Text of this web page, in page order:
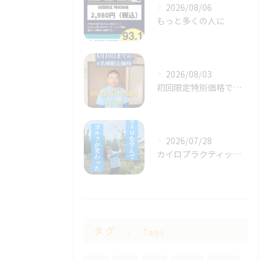
2026/08/06
もっと多くの人に
2026/08/03
初回限定特別価格です！
2026/07/28
カイロプラクティックを元に
タグ Tags